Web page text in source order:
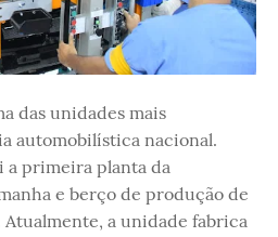
das unidades mais
automobilística nacional.
a primeira planta da
e berço de produção de
a unidade fabrica